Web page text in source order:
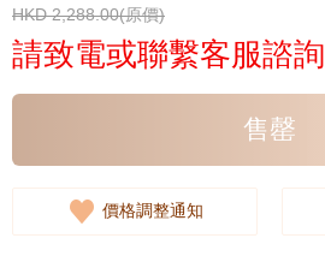
HKD 2,288.00(原價)
請致電或聯繫客服諮詢
售罄
價格調整通知